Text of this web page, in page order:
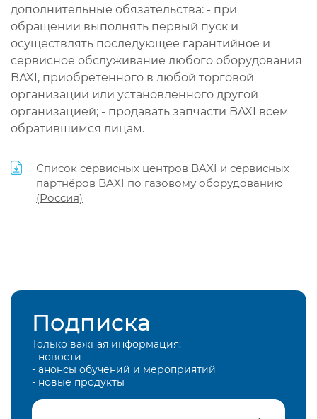
дополнительные обязательства: - при
обращении выполнять первый пуск и
осуществлять последующее гарантийное и
сервисное обслуживание любого оборудования
BAXI, приобретенного в любой торговой
организации или установленного другой
организацией; - продавать запчасти BAXI всем
обратившимся лицам.
Список сервисных центров BAXI и сервисных
партнёров BAXI по газовому оборудованию
(Россия)
Подписка
Только важная информация:
- новости
- анонсы обучений и мероприятий
- новые продукты